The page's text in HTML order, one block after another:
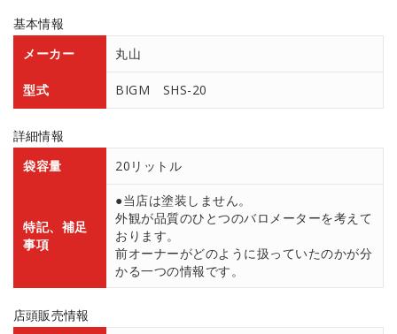
基本情報
メーカー
丸山
型式 BIGM SHS-20
詳細情報
袋容量
20リットル
特記、補足
事項
●当店は塗装しません。
外観が品質のひとつのバロメーターを考えて
おります。
前オーナーがどのように扱っていたのかが分
かる一つの情報です。
店頭販売情報